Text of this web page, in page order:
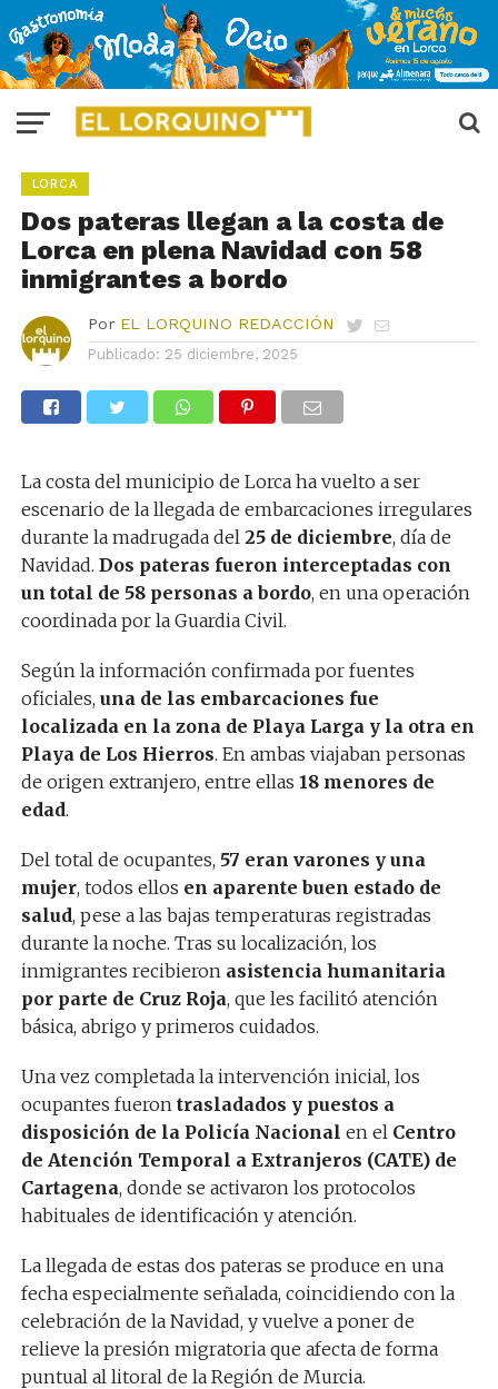
LORCA
Dos pateras llegan a la costa de
Lorca en plena Navidad con 58
inmigrantes a bordo
Por EL LORQUINO REDACCIÓN
Publicado: 25 diciembre, 2025
La costa del municipio de Lorca ha vuelto a ser
escenario de la llegada de embarcaciones irregulares
durante la madrugada del 25 de diciembre, día de
Navidad. Dos pateras fueron interceptadas con
un total de 58 personas a bordo, en una operación
coordinada por la Guardia Civil.
Según la información confirmada por fuentes
oficiales, una de las embarcaciones fue
localizada en la zona de Playa Larga y la otra en
Playa de Los Hierros. En ambas viajaban personas
de origen extranjero, entre ellas 18 menores de
edad.
Del total de ocupantes, 57 eran varones y una
mujer, todos ellos en aparente buen estado de
salud, pese a las bajas temperaturas registradas
durante la noche. Tras su localización, los
inmigrantes recibieron asistencia humanitaria
por parte de Cruz Roja, que les facilitó atención
básica, abrigo y primeros cuidados.
Una vez completada la intervención inicial, los
ocupantes fueron trasladados y puestos a
disposición de la Policía Nacional en el Centro
de Atención Temporal a Extranjeros (CATE) de
Cartagena, donde se activaron los protocolos
habituales de identificación y atención.
La llegada de estas dos pateras se produce en una
fecha especialmente señalada, coincidiendo con la
celebración de la Navidad, y vuelve a poner de
relieve la presión migratoria que afecta de forma
puntual al litoral de la Región de Murcia.